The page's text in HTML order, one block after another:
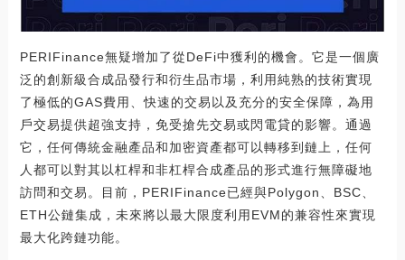
PERIFinance無疑增加了從DeFi中獲利的機會。它是一個廣
泛的創新級合成品發行和衍生品市場，利用純熟的技術實現
了極低的GAS費用、快速的交易以及充分的安全保障，為用
戶交易提供超強支持，免受搶先交易或閃電貸的影響。通過
它，任何傳統金融產品和加密資產都可以轉移到鏈上，任何
人都可以對其以杠桿和非杠桿合成產品的形式進行無障礙地
訪問和交易。目前，PERIFinance已經與Polygon、BSC、
ETH公鏈集成，未來將以最大限度利用EVM的兼容性來實現
最大化跨鏈功能。